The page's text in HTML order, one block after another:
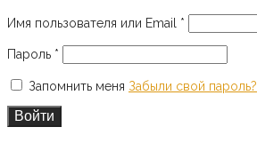
Имя пользователя или Email *
Пароль *
Запомнить меня Забыли свой пароль?
Войти